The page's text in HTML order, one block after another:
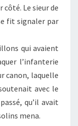
Le sieur de
fit signaler par
qui avaient
l’infanterie
canon, laquelle
avec le
qu’il avait
mena.